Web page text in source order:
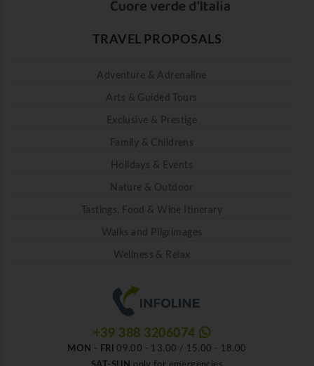
TRAVEL PROPOSALS
Adventure & Adrenaline
Arts & Guided Tours
Exclusive & Prestige
Family & Childrens
Holidays & Events
Nature & Outdoor
Tastings, Food & Wine Itinerary
Walks and Pilgrimages
Wellness & Relax
+39 388 3206074
MON - FRI
09.00 - 13.00 / 15.00 - 18.00